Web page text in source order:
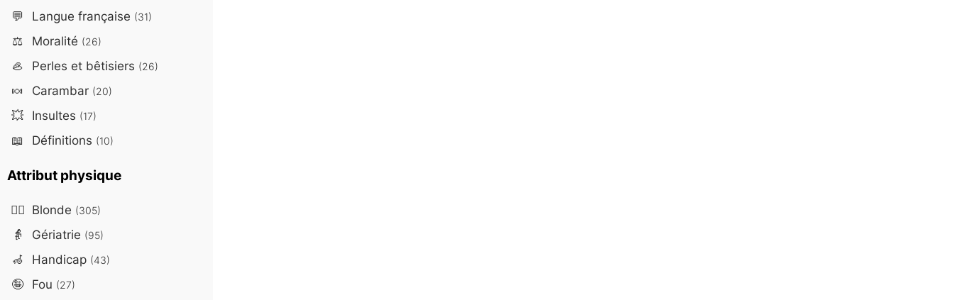
💬 Langue française (31)
⚖️ Moralité (26)
🦪 Perles et bêtisiers (26)
🍬 Carambar (20)
💥 Insultes (17)
📖 Définitions (10)
Attribut physique
👱‍♀️ Blonde (305)
👵 Gériatrie (95)
🦽 Handicap (43)
🤪 Fou (27)